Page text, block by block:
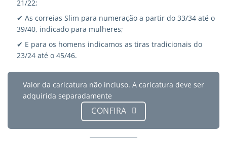
21/22;
✔ As correias Slim para numeração a partir do 33/34 até o
39/40, indicado para mulheres;
✔ E para os homens indicamos as tiras tradicionais do
23/24 até o 45/46.
Valor da caricatura não incluso. A caricatura deve ser
adquirida separadamente
CONFIRA